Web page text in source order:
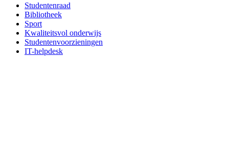
Studentenraad
Bibliotheek
Sport
Kwaliteitsvol onderwijs
Studentenvoorzieningen
IT-helpdesk